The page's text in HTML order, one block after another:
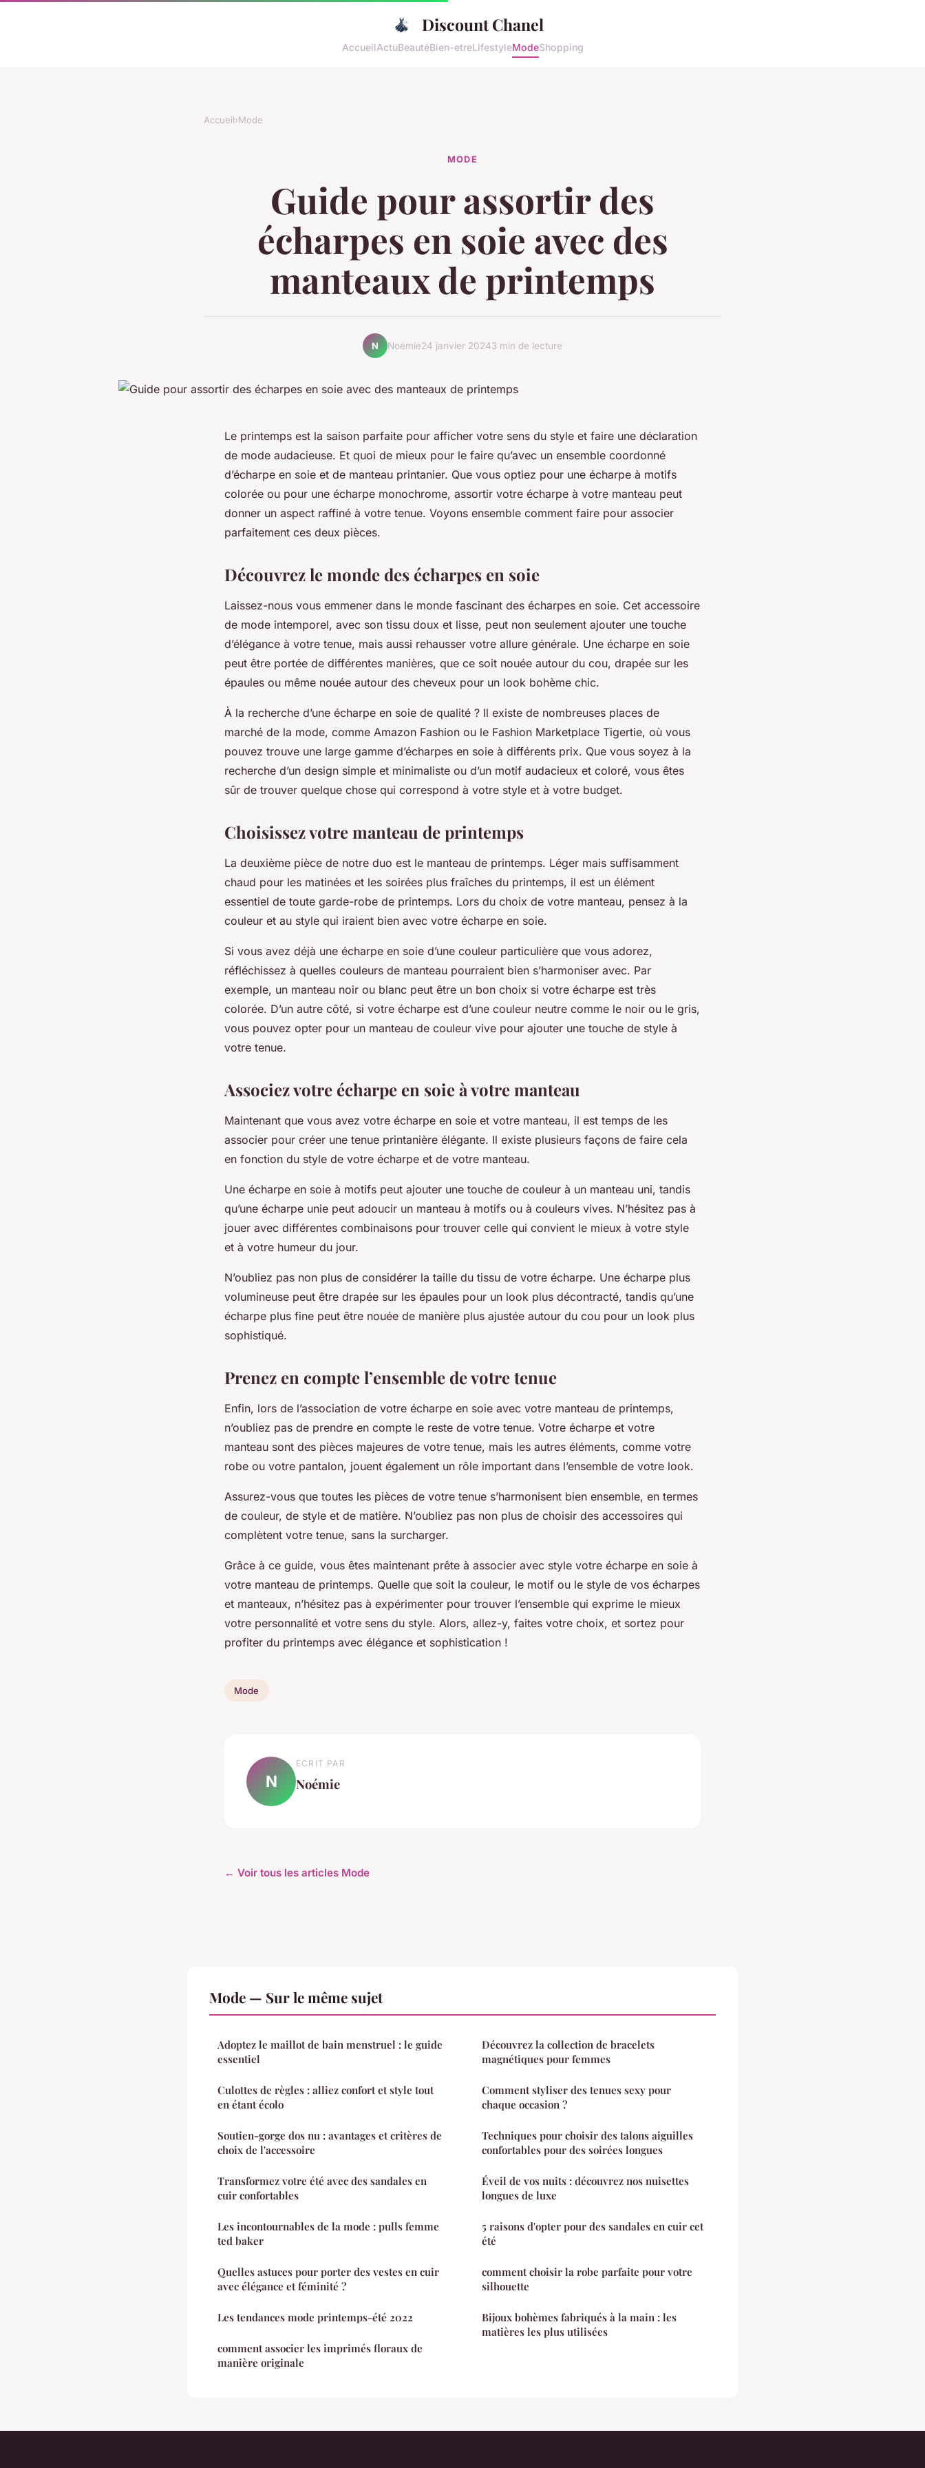
Discount Chanel
AccueilActuBeautéBien-etreLifestyleModeShopping
Accueil›Mode
MODE
Guide pour assortir des
écharpes en soie avec des
manteaux de printemps
N Noémie24 janvier 20243 min de lecture
Le printemps est la saison parfaite pour afficher votre sens du style et faire une déclaration
de mode audacieuse. Et quoi de mieux pour le faire qu’avec un ensemble coordonné
d’écharpe en soie et de manteau printanier. Que vous optiez pour une écharpe à motifs
colorée ou pour une écharpe monochrome, assortir votre écharpe à votre manteau peut
donner un aspect raffiné à votre tenue. Voyons ensemble comment faire pour associer
parfaitement ces deux pièces.
Découvrez le monde des écharpes en soie
Laissez-nous vous emmener dans le monde fascinant des écharpes en soie. Cet accessoire
de mode intemporel, avec son tissu doux et lisse, peut non seulement ajouter une touche
d’élégance à votre tenue, mais aussi rehausser votre allure générale. Une écharpe en soie
peut être portée de différentes manières, que ce soit nouée autour du cou, drapée sur les
épaules ou même nouée autour des cheveux pour un look bohème chic.
À la recherche d’une écharpe en soie de qualité ? Il existe de nombreuses places de
marché de la mode, comme Amazon Fashion ou le Fashion Marketplace Tigertie, où vous
pouvez trouve une large gamme d’écharpes en soie à différents prix. Que vous soyez à la
recherche d’un design simple et minimaliste ou d’un motif audacieux et coloré, vous êtes
sûr de trouver quelque chose qui correspond à votre style et à votre budget.
Choisissez votre manteau de printemps
La deuxième pièce de notre duo est le manteau de printemps. Léger mais suffisamment
chaud pour les matinées et les soirées plus fraîches du printemps, il est un élément
essentiel de toute garde-robe de printemps. Lors du choix de votre manteau, pensez à la
couleur et au style qui iraient bien avec votre écharpe en soie.
Si vous avez déjà une écharpe en soie d’une couleur particulière que vous adorez,
réfléchissez à quelles couleurs de manteau pourraient bien s’harmoniser avec. Par
exemple, un manteau noir ou blanc peut être un bon choix si votre écharpe est très
colorée. D’un autre côté, si votre écharpe est d’une couleur neutre comme le noir ou le gris,
vous pouvez opter pour un manteau de couleur vive pour ajouter une touche de style à
votre tenue.
Associez votre écharpe en soie à votre manteau
Maintenant que vous avez votre écharpe en soie et votre manteau, il est temps de les
associer pour créer une tenue printanière élégante. Il existe plusieurs façons de faire cela
en fonction du style de votre écharpe et de votre manteau.
Une écharpe en soie à motifs peut ajouter une touche de couleur à un manteau uni, tandis
qu’une écharpe unie peut adoucir un manteau à motifs ou à couleurs vives. N’hésitez pas à
jouer avec différentes combinaisons pour trouver celle qui convient le mieux à votre style
et à votre humeur du jour.
N’oubliez pas non plus de considérer la taille du tissu de votre écharpe. Une écharpe plus
volumineuse peut être drapée sur les épaules pour un look plus décontracté, tandis qu’une
écharpe plus fine peut être nouée de manière plus ajustée autour du cou pour un look plus
sophistiqué.
Prenez en compte l’ensemble de votre tenue
Enfin, lors de l’association de votre écharpe en soie avec votre manteau de printemps,
n’oubliez pas de prendre en compte le reste de votre tenue. Votre écharpe et votre
manteau sont des pièces majeures de votre tenue, mais les autres éléments, comme votre
robe ou votre pantalon, jouent également un rôle important dans l’ensemble de votre look.
Assurez-vous que toutes les pièces de votre tenue s’harmonisent bien ensemble, en termes
de couleur, de style et de matière. N’oubliez pas non plus de choisir des accessoires qui
complètent votre tenue, sans la surcharger.
Grâce à ce guide, vous êtes maintenant prête à associer avec style votre écharpe en soie à
votre manteau de printemps. Quelle que soit la couleur, le motif ou le style de vos écharpes
et manteaux, n’hésitez pas à expérimenter pour trouver l’ensemble qui exprime le mieux
votre personnalité et votre sens du style. Alors, allez-y, faites votre choix, et sortez pour
profiter du printemps avec élégance et sophistication !
Mode
N
ECRIT PAR
Noémie
← Voir tous les articles Mode
Mode — Sur le même sujet
Adoptez le maillot de bain menstruel : le guide
essentiel
Culottes de règles : alliez confort et style tout
en étant écolo
Soutien-gorge dos nu : avantages et critères de
choix de l'accessoire
Transformez votre été avec des sandales en
cuir confortables
Les incontournables de la mode : pulls femme
ted baker
Quelles astuces pour porter des vestes en cuir
avec élégance et féminité ?
Les tendances mode printemps-été 2022
comment associer les imprimés floraux de
manière originale
Découvrez la collection de bracelets
magnétiques pour femmes
Comment styliser des tenues sexy pour
chaque occasion ?
Techniques pour choisir des talons aiguilles
confortables pour des soirées longues
Éveil de vos nuits : découvrez nos nuisettes
longues de luxe
5 raisons d'opter pour des sandales en cuir cet
été
comment choisir la robe parfaite pour votre
silhouette
Bijoux bohèmes fabriqués à la main : les
matières les plus utilisées